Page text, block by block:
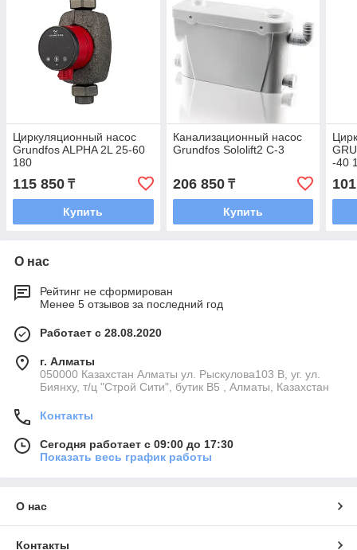
Циркуляционный насос
Grundfos ALPHA 2L 25-60
180
115 850 ₸
Купить
Канализационный насос
Grundfos Sololift2 C-3
206 850₸
Купить
-40
О нас
Рейтинг не сформирован
Менее 5 отзывов за последний год
Работает с 28.08.2020
г. Алматы
050000 Казахстан Алматы ул. Рыскулова103 В, уг. ул.
Биянху, т/ц "Строй Сити", бутик В5 , Алматы, Казахстан
Контакты
Сегодня работает с 09:00 до 17:30
Показать весь график работы
О нас
Контакты